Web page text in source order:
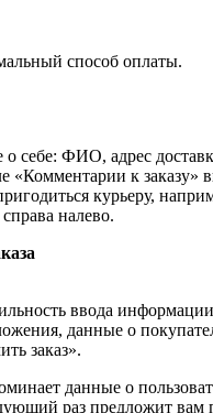
способ оплаты.
о себе: ФИО, адрес
«Комментарии к заказу»
курьеру,
налево.
ввода
данные о
заказ».
данные о
раз предложит вам